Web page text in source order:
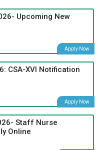
Upcoming New
Apply Now
CSA-XVI Notification
Apply Now
Staff Nurse
Online